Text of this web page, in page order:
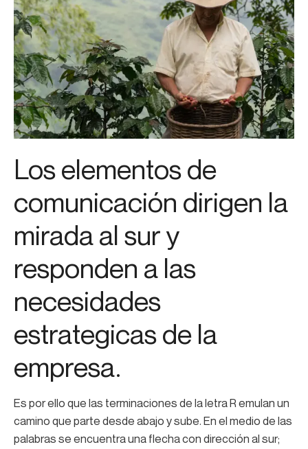
Los elementos de
comunicación dirigen la
mirada al sur y
responden a las
necesidades
estrategicas de la
empresa.
Es por ello que las terminaciones de la letra R emulan un
camino que parte desde abajo y sube. En el medio de las
palabras se encuentra una flecha con dirección al sur;